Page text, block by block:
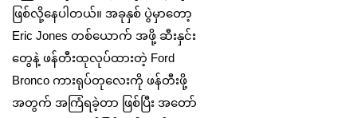
ဖြစ်လို့နေပါတယ်။ အခုနှစ် ပွဲမှာတော့
Eric Jones တစ်ယောက် အဖို့ ဆီးနှင်း
တွေနဲ့ ဖန်တီးထုလုပ်ထားတဲ့ Ford
Bronco ကားရုပ်တုလေးကို ဖန်တီးဖို့
အတွက် အကြံရခဲ့တာ ဖြစ်ပြီး အတော်